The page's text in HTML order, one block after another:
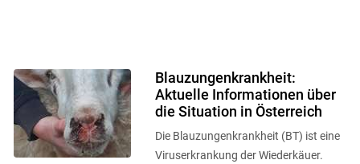
Blauzungenkrankheit:
Aktuelle Informationen über
die Situation in Österreich
Die Blauzungenkrankheit (BT) ist eine
Viruserkrankung der Wiederkäuer.